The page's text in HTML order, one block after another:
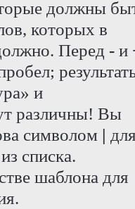
должны
которых в
Перед - и
и
различны! Вы
символом |
списка.
шаблона для